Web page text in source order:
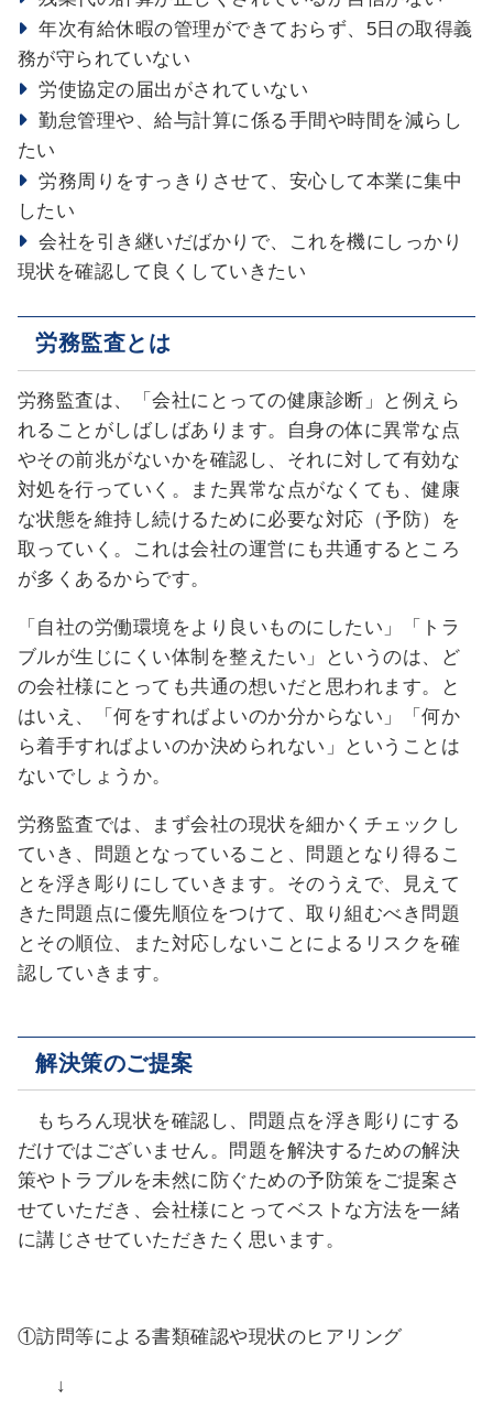
年次有給休暇の管理ができておらず、 5 日の取得義
務が守られていない
労使協定の届出がされていない
勤怠管理や、給与計算に係る手間や時間を減らし
たい
労務周りをすっきりさせて、安心して本業に集中
したい
会社を引き継いだばかりで、これを機にしっかり
現状を確認して良くしていきたい
労務監査とは
労務監査は、「会社にとっての健康診断」と例えら
れることがしばしばあります。自身の体に異常な点
やその前兆がないかを確認し、それに対して有効な
対処を行っていく。また異常な点がなくても、健康
な状態を維持し続けるために必要な対応（予防）を
取っていく。これは会社の運営にも共通するところ
が多くあるからです。
「自社の労働環境をより良いものにしたい」「トラ
ブルが生じにくい体制を整えたい」というのは、ど
の会社様にとっても共通の想いだと思われます。と
はいえ、「何をすればよいのか分からない」「何か
ら着手すればよいのか決められない」ということは
ないでしょうか。
労務監査では、まず会社の現状を細かくチェックし
ていき、問題となっていること、問題となり得るこ
とを浮き彫りにしていきます。そのうえで、見えて
きた問題点に優先順位をつけて、取り組むべき問題
とその順位、また対応しないことによるリスクを確
認していきます。
解決策のご提案
もちろん現状を確認し、問題点を浮き彫りにする
だけではございません。問題を解決するための解決
策やトラブルを未然に防ぐための予防策をご提案さ
せていただき、会社様にとってベストな方法を一緒
に講じさせていただきたく思います。
①訪問等による書類確認や現状のヒアリング
↓